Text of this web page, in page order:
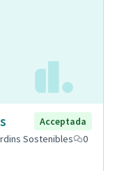
Acceptada
Sostenibles
0